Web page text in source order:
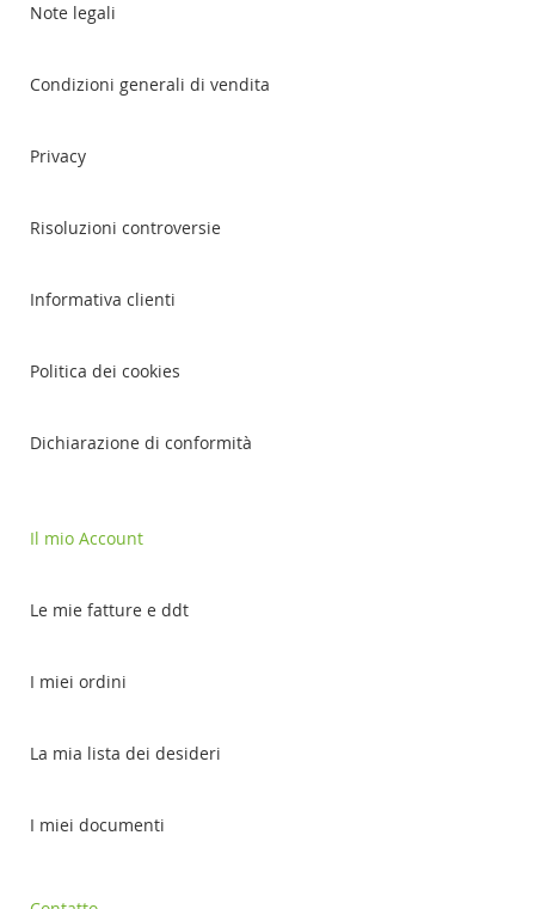
Note legali
Condizioni generali di vendita
Privacy
Risoluzioni controversie
Informativa clienti
Politica dei cookies
Dichiarazione di conformità
Il mio Account
Le mie fatture e ddt
I miei ordini
La mia lista dei desideri
I miei documenti